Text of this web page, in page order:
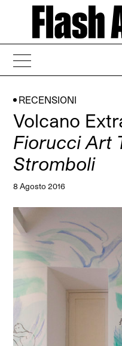
RECENSIONI
Volcano
Fiorucci Art
Stromboli
8 Agosto 2016